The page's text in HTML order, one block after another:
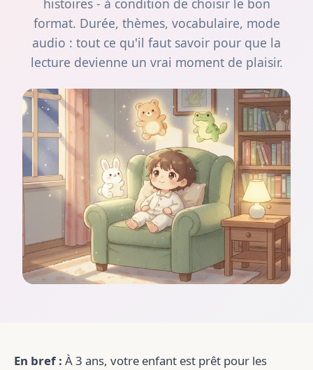
histoires - à condition de choisir le bon
format. Durée, thèmes, vocabulaire, mode
audio : tout ce qu'il faut savoir pour que la
lecture devienne un vrai moment de plaisir.
En bref : À 3 ans, votre enfant est prêt pour les